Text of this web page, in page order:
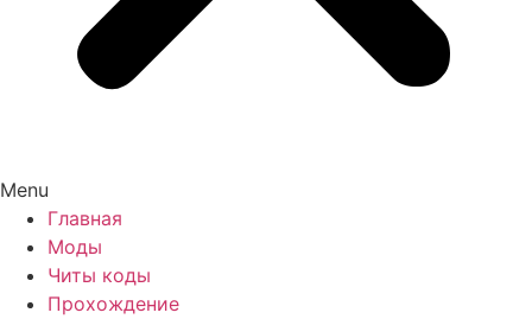
Menu
Главная
Моды
Читы коды
Прохождение